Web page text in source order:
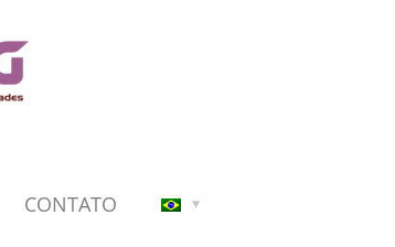
CONTATO